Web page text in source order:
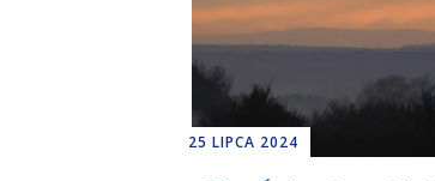
25 LIPCA 2024